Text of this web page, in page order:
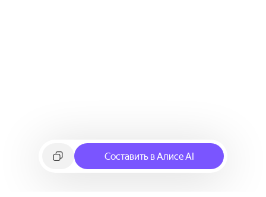
Составить в Алисе AI